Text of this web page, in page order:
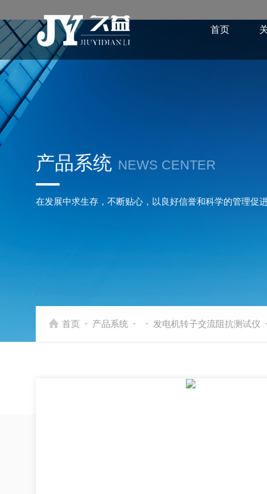
首页
产品系统 NEWS CENTER
在发展中求生存，不断贴心，以良好信誉和科学的管理促
首页 - 产品系统 - - 发电机转子交流阻抗测试仪